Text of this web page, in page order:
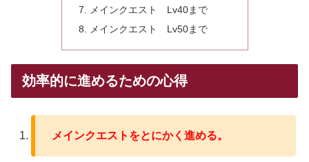
メインクエスト Lv40まで
メインクエスト Lv50まで
効率的に進めるための心得
メインクエストをとにかく進める。